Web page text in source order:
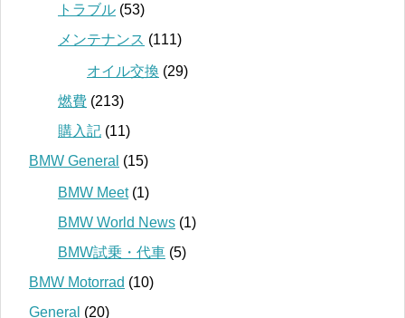
トラブル (53)
メンテナンス (111)
オイル交換 (29)
燃費 (213)
購入記 (11)
BMW General (15)
BMW Meet(1)
BMW World News (1)
BMW試乗・代車 (5)
BMW Motorrad (10)
General (20)